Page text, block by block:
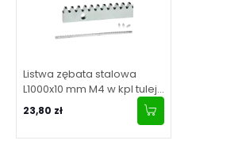
Listwa zębata stalowa
L1000x10 mm M4 w kpl tuleje
montażowe
23,80 zł